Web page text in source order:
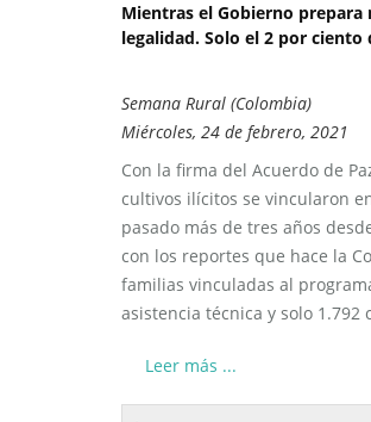
Mientras el Gobierno
legalidad. Solo el 2 por
Semana Rural (Colombia)
Miércoles, 24 de febrero, 2021
Con la firma del Acuerdo de
cultivos ilícitos se vincularon
pasado más de tres años
con los reportes que hace la
familias vinculadas al
asistencia técnica y solo
Leer más ...